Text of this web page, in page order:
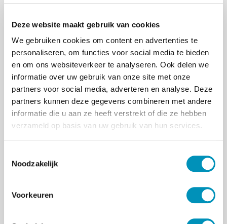
Deze website maakt gebruik van cookies
We gebruiken cookies om content en advertenties te
personaliseren, om functies voor social media te bieden
en om ons websiteverkeer te analyseren. Ook delen we
informatie over uw gebruik van onze site met onze
partners voor social media, adverteren en analyse. Deze
partners kunnen deze gegevens combineren met andere
informatie die u aan ze heeft verstrekt of die ze hebben
verzameld op basis van uw gebruik van hun services.
Noodzakelijk
Voorkeuren
thuiswerk-verbinding.
dependance van
Gezondheidscentrum Reeshof met
duurzame multidisciplinaire
samenwerking.
Allerlei creatieve mogelijkheden om
je vak (ook buiten de GGZ om),
vorm te geven op manieren waar je
heel blij van wordt. Denk bv in
avontuurlijke coaching-kaders, het
En vooral ook eigen werkwijzen en
is een ambacht. Voor het mooi uitvoeren